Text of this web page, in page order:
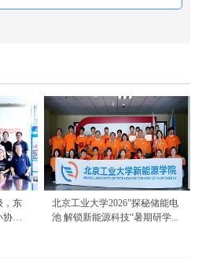
，东
同
北京工业大学2026”探秘储能电
池 解锁新能源科技“暑期研学...